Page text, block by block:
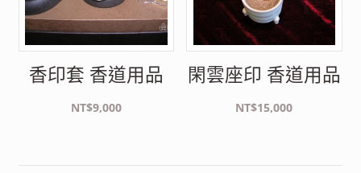
香印套 香道用品
NT$9,000
閑雲座印 香道用品
NT$15,000